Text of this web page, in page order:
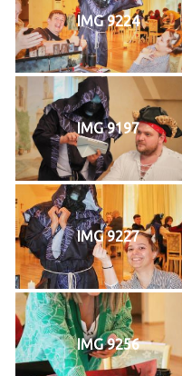
IMG 9224
IMG 9197
IMG 9227
IMG 9256